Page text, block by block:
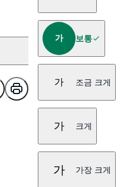
가 보통
가 조금 크게
가 크게
가 가장 크게